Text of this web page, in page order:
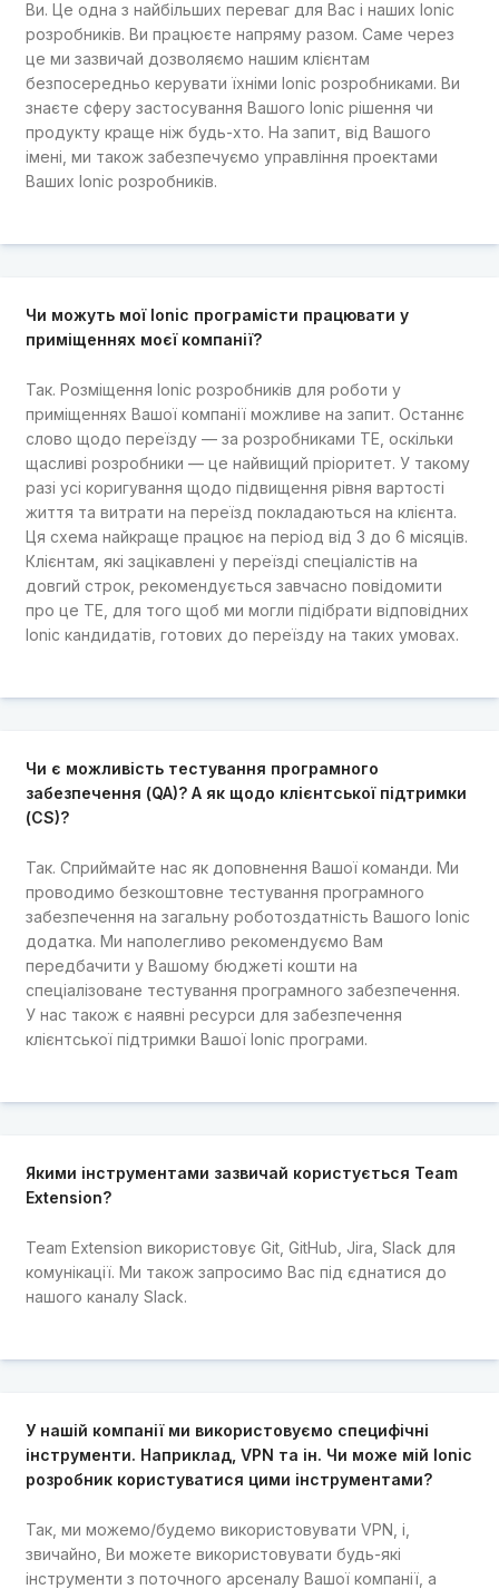
Ви. Це одна з найбільших переваг для Вас і наших Ionic
розробників. Ви працюєте напряму разом. Саме через
це ми зазвичай дозволяємо нашим клієнтам
безпосередньо керувати їхніми Ionic розробниками. Ви
знаєте сферу застосування Вашого Ionic рішення чи
продукту краще ніж будь-хто. На запит, від Вашого
імені, ми також забезпечуємо управління проектами
Ваших Ionic розробників.
Чи можуть мої Ionic програмісти працювати у
приміщеннях моєї компанії?
Так. Розміщення Ionic розробників для роботи у
приміщеннях Вашої компанії можливе на запит. Останнє
слово щодо переїзду — за розробниками TE, оскільки
щасливі розробники — це найвищий пріоритет. У такому
разі усі коригування щодо підвищення рівня вартості
життя та витрати на переїзд покладаються на клієнта.
Ця схема найкраще працює на період від 3 до 6 місяців.
Клієнтам, які зацікавлені у переїзді спеціалістів на
довгий строк, рекомендується завчасно повідомити
про це TE, для того щоб ми могли підібрати відповідних
Ionic кандидатів, готових до переїзду на таких умовах.
Чи є можливість тестування програмного
забезпечення (QA)? А як щодо клієнтської підтримки
(CS)?
Так. Сприймайте нас як доповнення Вашої команди. Ми
проводимо безкоштовне тестування програмного
забезпечення на загальну роботоздатність Вашого Ionic
додатка. Ми наполегливо рекомендуємо Вам
передбачити у Вашому бюджеті кошти на
спеціалізоване тестування програмного забезпечення.
У нас також є наявні ресурси для забезпечення
клієнтської підтримки Вашої Ionic програми.
Якими інструментами зазвичай користується Team
Extension?
Team Extension використовує Git, GitHub, Jira, Slack для
комунікації. Ми також запросимо Вас під єднатися до
нашого каналу Slack.
У нашій компанії ми використовуємо специфічні
інструменти. Наприклад, VPN та ін. Чи може мій Ionic
розробник користуватися цими інструментами?
Так, ми можемо/будемо використовувати VPN, і,
звичайно, Ви можете використовувати будь-які
інструменти з поточного арсеналу Вашої компанії, а